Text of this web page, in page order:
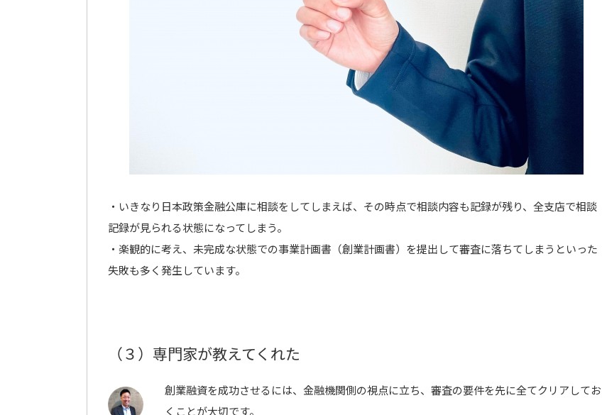
・いきなり日本政策金融公庫に相談をしてしまえば、その時点で相談内容も記録が残り、全支店で相談
記録が見られる状態になってしまう。
・楽観的に考え、未完成な状態での事業計画書（創業計画書）を提出して審査に落ちてしまうといった
失敗も多く発生しています。
（３）専門家が教えてくれた
創業融資を成功させるには、金融機関側の視点に立ち、審査の要件を先に全てクリアしてお
くことが大切です。